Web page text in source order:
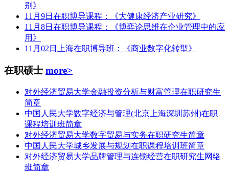
别》
11月9日在职博导课程：《大健康经济产业研究》
11月8日在职博导课程：《博弈论思维在企业管理中的应
用》
11月02日上海在职博导班：《商业数字化转型》
在职硕士 more>
对外经济贸易大学金融投资分析与财富管理在职研究生
简章
中国人民大学数字经济与管理(北京上海深圳苏州)在职
课程培训班简章
对外经济贸易大学数字贸易与实务在职研究生简章
中国人民大学城乡发展与规划在职课程培训班简章
对外经济贸易大学品牌管理与连锁经营在职研究生网络
班简章